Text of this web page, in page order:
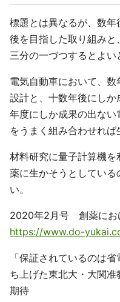
標題とは異なるが、数
後を目指した取り組み
三分の一づつするとよい
電気自動車において、
設計と、十数年後にし
年度にしか成果の出な
をうまく組み合わせれば
材料研究に量子計算機
薬に生かそうとしてい
い。
2020年2月号 創薬にお
https://www.do-
「保証されているのは
ち上げた東北大・大関
期待